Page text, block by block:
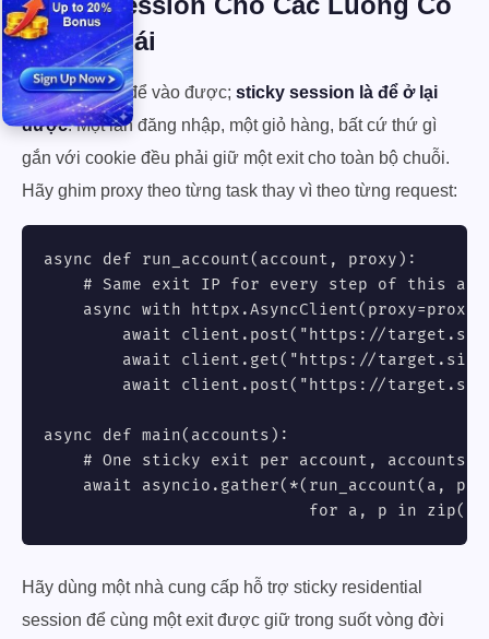
Trạng Thái
Xoay vòng là để vào được; sticky session là để ở lại
được. Một lần đăng nhập, một giỏ hàng, bất cứ thứ gì
gắn với cookie đều phải giữ một exit cho toàn bộ chuỗi.
Hãy ghim proxy theo từng task thay vì theo từng request:
async def run_account(account, proxy):
# Same exit IP for every step of this
async with
await client.post("https://
await client.get("https://
await client.post("https://
async def main(accounts):
# One sticky exit per account, accounts
    await asyncio.gather(*(run_account(a, p)
for a, p in
Hãy dùng một nhà cung cấp hỗ trợ sticky residential
session để cùng một exit được giữ trong suốt vòng đời